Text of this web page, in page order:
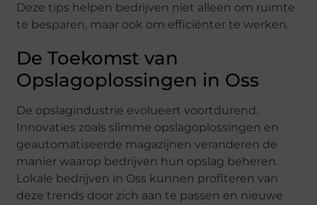
Deze tips helpen bedrijven niet alleen om ruimte
te besparen, maar ook om efficiënter te werken.
De Toekomst van
Opslagoplossingen in Oss
De opslagindustrie evolueert voortdurend.
Innovaties zoals slimme opslagoplossingen en
geautomatiseerde magazijnen veranderen de
manier waarop bedrijven hun opslag beheren.
Lokale bedrijven in Oss kunnen profiteren van
deze trends door zich aan te passen en nieuwe